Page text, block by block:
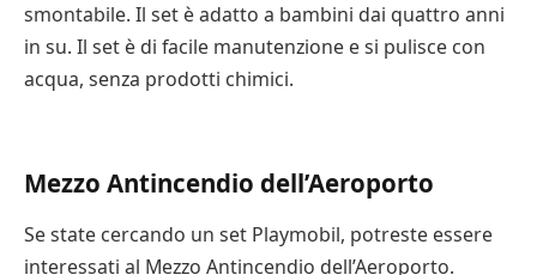
smontabile. Il set è adatto a bambini dai quattro anni
in su. Il set è di facile manutenzione e si pulisce con
acqua, senza prodotti chimici.
Mezzo Antincendio dell’Aeroporto
Se state cercando un set Playmobil, potreste essere
interessati al Mezzo Antincendio dell’Aeroporto.